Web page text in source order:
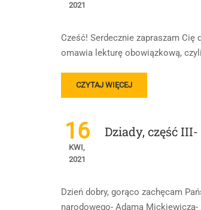
2021
Cześć! Serdecznie zapraszam
omawia lekturę obowiązkową,
READ
MORE
NOTATKA
–
,,DZIADY
CZ.III”
CZYTAJ WIĘCEJ
16
KWI,
2021
Dziady, część
Dzień dobry, gorąco zachęcam
narodowego- Adama